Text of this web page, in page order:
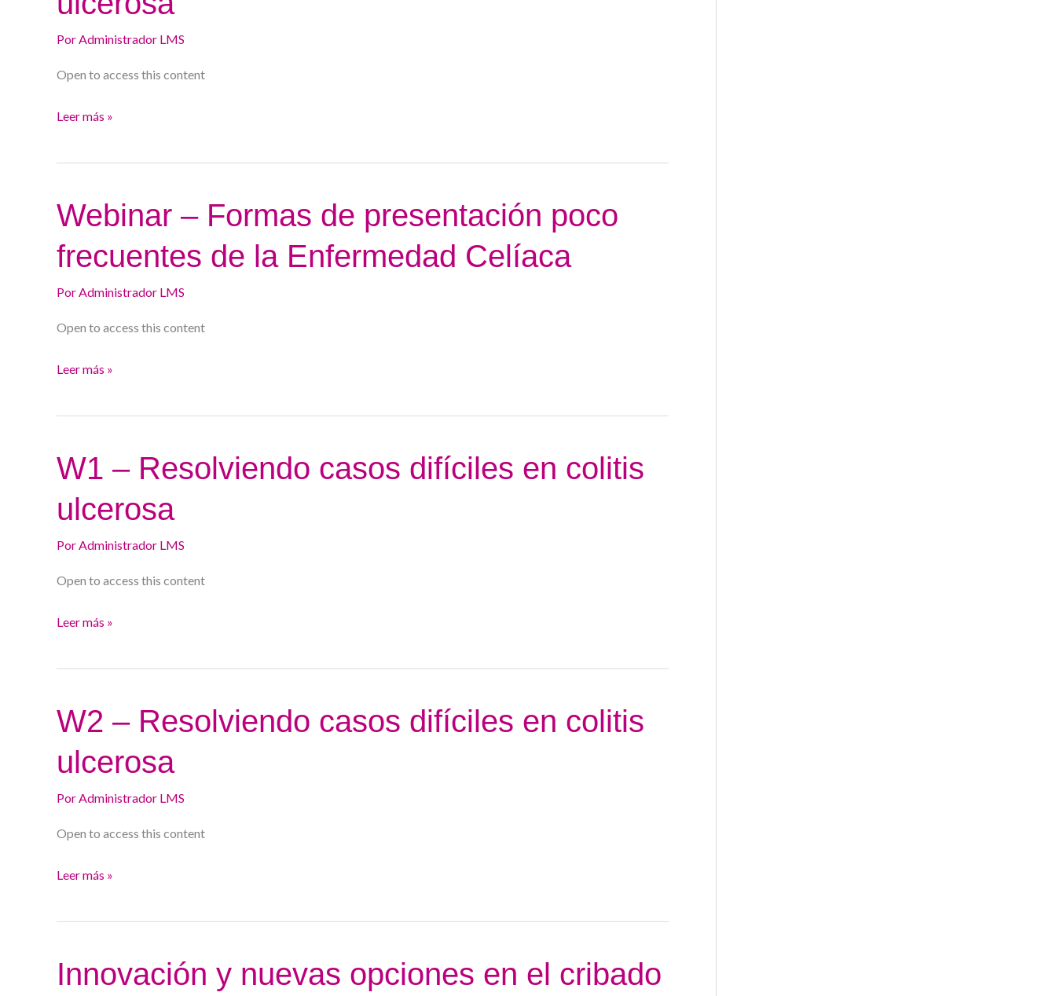
PorAdministrador LMS
Open to access this content
difíciles
ulcerosa
Leer más »
Webinar – Formas de presentación poco
frecuentes de la Enfermedad Celíaca
PorAdministrador LMS
Open to access this content
Webinar
Formas
presentación
de
Leer más »
W1 – Resolviendo casos difíciles en colitis
ulcerosa
PorAdministrador LMS
Open to access this content
W1
Resolviendo
difíciles
ulcerosa
Leer más »
W2 – Resolviendo casos difíciles en colitis
ulcerosa
PorAdministrador LMS
Open to access this content
W2
Resolviendo
difíciles
ulcerosa
Leer más »
Innovación y nuevas opciones en el cribado
Innovación
y